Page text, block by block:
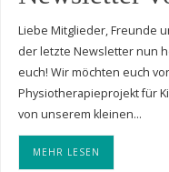
Liebe Mitglieder, Freunde
der letzte Newsletter nun
euch! Wir möchten euch
Physiotherapieprojekt für
von unserem kleinen…
MEHR LESEN